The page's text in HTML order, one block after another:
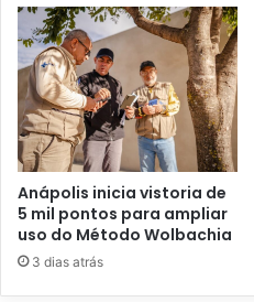
a
i
l
Anápolis inicia vistoria de
5 mil pontos para ampliar
uso do Método Wolbachia
3 dias atrás